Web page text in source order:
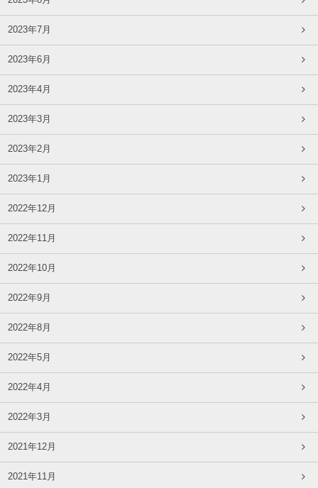
2023年7月
2023年6月
2023年4月
2023年3月
2023年2月
2023年1月
2022年12月
2022年11月
2022年10月
2022年9月
2022年8月
2022年5月
2022年4月
2022年3月
2021年12月
2021年11月